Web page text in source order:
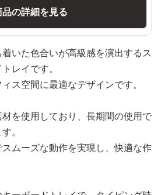
品の詳細を見る
いた色合いが高級感を演出するス
レイです。
ス空間に最適なデザインです。
を使用しており、長期間の使用で
。
ムーズな動作を実現し、快適な作